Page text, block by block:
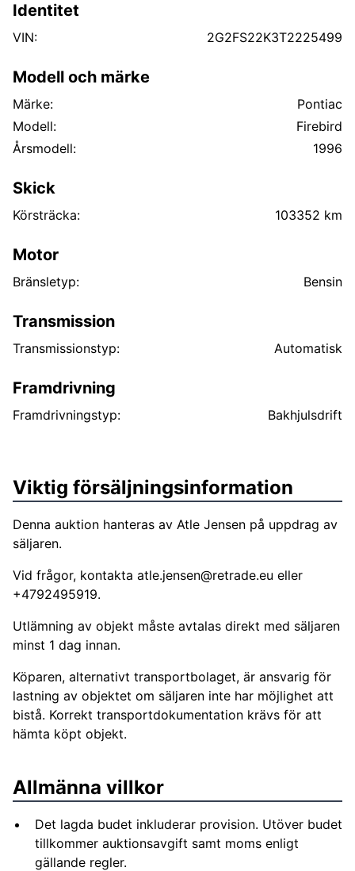
Identitet
VIN: 2G2FS22K3T2225499
Modell och märke
Märke:
Pontiac
Modell:
Firebird
Årsmodell:
1996
Skick
Körsträcka: 103352 km
Motor
Bränsletyp: Bensin
Transmission
Transmissionstyp: Automatisk
Framdrivning
Framdrivningstyp: Bakhjulsdrift
Viktig försäljningsinformation
Denna auktion hanteras av Atle Jensen på uppdrag av
säljaren.
Vid frågor, kontakta atle.jensen@retrade.eu eller
+4792495919.
Utlämning av objekt måste avtalas direkt med säljaren
minst 1 dag innan.
Köparen, alternativt transportbolaget, är ansvarig för
lastning av objektet om säljaren inte har möjlighet att
bistå. Korrekt transportdokumentation krävs för att
hämta köpt objekt.
Allmänna villkor
Det lagda budet inkluderar provision. Utöver budet
tillkommer auktionsavgift samt moms enligt
gällande regler.